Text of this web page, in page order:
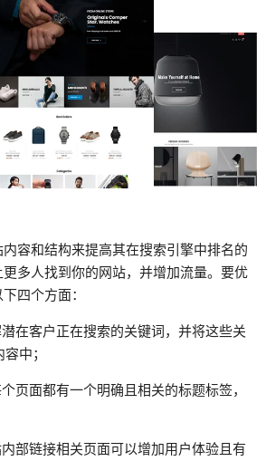
内容和结构来提高其在搜索引擎中排名的
多人找到你的网站，并增加流量。要优
四个方面：
潜在客户正在搜索的关键词，并将这些关
中；
页面都有一个明确且相关的标题标签，
内部链接相关页面可以增加用户体验且有